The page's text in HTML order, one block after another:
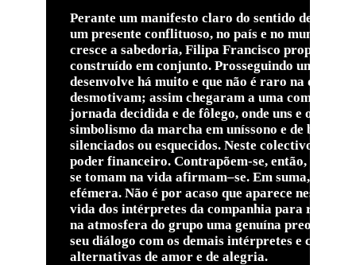
Perante um manifesto claro do sentido de
um presente conflituoso, no país e no mundo,
cresce a sabedoria, Filipa Francisco propôs às
construído em conjunto. Prosseguindo um
desenvolve há muito e que não é raro na dança
desmotivam; assim chegaram a uma
jornada decidida e de fôlego, onde uns e outros
simbolismo da marcha em uníssono e de
silenciados ou esquecidos. Neste colectivo
poder financeiro. Contrapõem-se, então, valores
se tomam na vida afirmam–se. Em suma, os
efémera. Não é por acaso que aparece nesta
vida dos intérpretes da companhia para
na atmosfera do grupo uma genuína
seu diálogo com os demais intérpretes e com os
alternativas de amor e de alegria.